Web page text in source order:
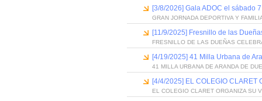
[3/8/2026] Gala ADOC el sábado
GRAN JORNADA DEPORTIVA Y
[11/9/2025] Fresnillo de las
FRESNILLO DE LAS DUEÑAS
[4/19/2025] 41 Milla Urbana de
41 MILLA URBANA DE ARANDA DE
[4/4/2025] EL COLEGIO CLARET
EL COLEGIO CLARET ORGANIZA SU